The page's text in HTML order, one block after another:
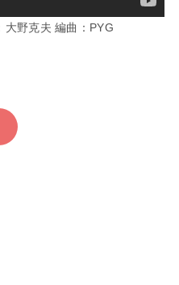
大野克夫 編曲：PYG